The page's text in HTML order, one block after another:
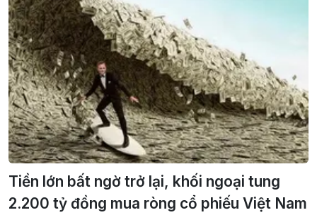
Tiền lớn bất ngờ trở lại, khối ngoại tung
2.200 tỷ đồng mua ròng cổ phiếu Việt Nam